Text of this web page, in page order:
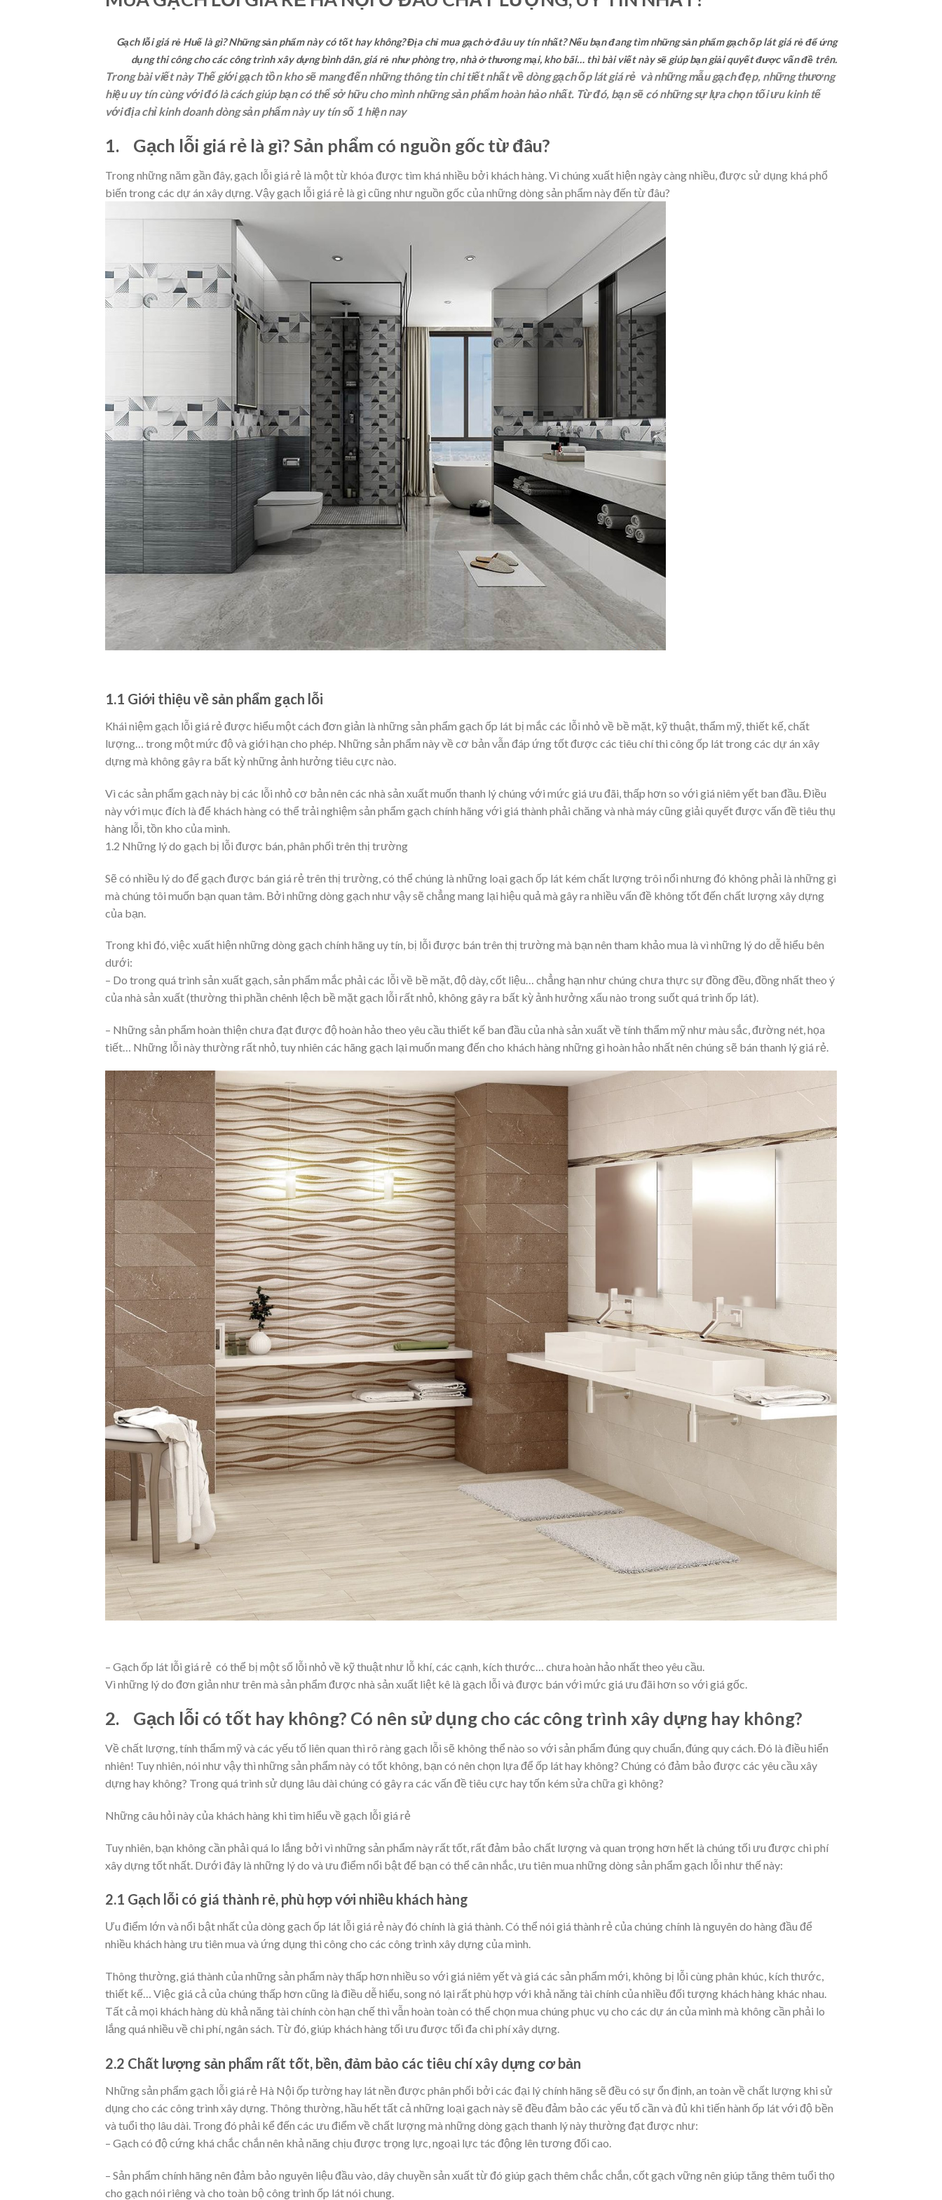
Gạch lỗi giá rẻ Huế là gì? Những sản phẩm này có tốt hay không? Địa chỉ mua gạch ở đâu uy tín nhất? Nếu bạn đang tìm những sản phẩm gạch ốp lát giá rẻ để ứng
dụng thi công cho các công trình xây dựng bình dân, giá rẻ như phòng trọ, nhà ở thương mại, kho bãi… thì bài viết này sẽ giúp bạn giải quyết được vấn đề trên.
Trong bài viết này Thế giới gạch tồn kho sẽ mang đến những thông tin chi tiết nhất về dòng gạch ốp lát giá rẻ và những mẫu gạch đẹp, những thương
hiệu uy tín cùng với đó là cách giúp bạn có thể sở hữu cho mình những sản phẩm hoàn hảo nhất. Từ đó, bạn sẽ có những sự lựa chọn tối ưu kinh tế
với địa chỉ kinh doanh dòng sản phẩm này uy tín số 1 hiện nay
1. Gạch lỗi giá rẻ là gì? Sản phẩm có nguồn gốc từ đâu?
Trong những năm gần đây, gạch lỗi giá rẻ là một từ khóa được tìm khá nhiều bởi khách hàng. Vì chúng xuất hiện ngày càng nhiều, được sử dụng khá phổ
biến trong các dự án xây dựng. Vậy gạch lỗi giá rẻ là gì cũng như nguồn gốc của những dòng sản phẩm này đến từ đâu?
1.1 Giới thiệu về sản phẩm gạch lỗi
Khái niệm gạch lỗi giá rẻ được hiểu một cách đơn giản là những sản phẩm gạch ốp lát bị mắc các lỗi nhỏ về bề mặt, kỹ thuật, thẩm mỹ, thiết kế, chất
lượng… trong một mức độ và giới hạn cho phép. Những sản phẩm này về cơ bản vẫn đáp ứng tốt được các tiêu chí thi công ốp lát trong các dự án xây
dựng mà không gây ra bất kỳ những ảnh hưởng tiêu cực nào.
Vì các sản phẩm gạch này bị các lỗi nhỏ cơ bản nên các nhà sản xuất muốn thanh lý chúng với mức giá ưu đãi, thấp hơn so với giá niêm yết ban đầu. Điều
này với mục đích là để khách hàng có thể trải nghiệm sản phẩm gạch chính hãng với giá thành phải chăng và nhà máy cũng giải quyết được vấn đề tiêu thụ
hàng lỗi, tồn kho của mình.
1.2 Những lý do gạch bị lỗi được bán, phân phối trên thị trường
Sẽ có nhiều lý do để gạch được bán giá rẻ trên thị trường, có thể chúng là những loại gạch ốp lát kém chất lượng trôi nổi nhưng đó không phải là những gì
mà chúng tôi muốn bạn quan tâm. Bởi những dòng gạch như vậy sẽ chẳng mang lại hiệu quả mà gây ra nhiều vấn đề không tốt đến chất lượng xây dựng
của bạn.
Trong khi đó, việc xuất hiện những dòng gạch chính hãng uy tín, bị lỗi được bán trên thị trường mà bạn nên tham khảo mua là vì những lý do dễ hiểu bên
dưới:
– Do trong quá trình sản xuất gạch, sản phẩm mắc phải các lỗi về bề mặt, độ dày, cốt liệu… chẳng hạn như chúng chưa thực sự đồng đều, đồng nhất theo ý
của nhà sản xuất (thường thì phần chênh lệch bề mặt gạch lỗi rất nhỏ, không gây ra bất kỳ ảnh hưởng xấu nào trong suốt quá trình ốp lát).
– Những sản phẩm hoàn thiện chưa đạt được độ hoàn hảo theo yêu cầu thiết kế ban đầu của nhà sản xuất về tính thẩm mỹ như màu sắc, đường nét, họa
tiết… Những lỗi này thường rất nhỏ, tuy nhiên các hãng gạch lại muốn mang đến cho khách hàng những gì hoàn hảo nhất nên chúng sẽ bán thanh lý giá rẻ.
– Gạch ốp lát lỗi giá rẻ có thể bị một số lỗi nhỏ về kỹ thuật như lỗ khí, các cạnh, kích thước… chưa hoàn hảo nhất theo yêu cầu.
Vì những lý do đơn giản như trên mà sản phẩm được nhà sản xuất liệt kê là gạch lỗi và được bán với mức giá ưu đãi hơn so với giá gốc.
2. Gạch lỗi có tốt hay không? Có nên sử dụng cho các công trình xây dựng hay không?
Về chất lượng, tính thẩm mỹ và các yếu tố liên quan thì rõ ràng gạch lỗi sẽ không thể nào so với sản phẩm đúng quy chuẩn, đúng quy cách. Đó là điều hiển
nhiên! Tuy nhiên, nói như vậy thì những sản phẩm này có tốt không, bạn có nên chọn lựa để ốp lát hay không? Chúng có đảm bảo được các yêu cầu xây
dựng hay không? Trong quá trình sử dụng lâu dài chúng có gây ra các vấn đề tiêu cực hay tốn kém sửa chữa gì không?
Những câu hỏi này của khách hàng khi tìm hiểu về gạch lỗi giá rẻ
Tuy nhiên, bạn không cần phải quá lo lắng bởi vì những sản phẩm này rất tốt, rất đảm bảo chất lượng và quan trọng hơn hết là chúng tối ưu được chi phí
xây dựng tốt nhất. Dưới đây là những lý do và ưu điểm nổi bật để bạn có thể cân nhắc, ưu tiên mua những dòng sản phẩm gạch lỗi như thế này:
2.1 Gạch lỗi có giá thành rẻ, phù hợp với nhiều khách hàng
Ưu điểm lớn và nổi bật nhất của dòng gạch ốp lát lỗi giá rẻ này đó chính là giá thành. Có thể nói giá thành rẻ của chúng chính là nguyên do hàng đầu để
nhiều khách hàng ưu tiên mua và ứng dụng thi công cho các công trình xây dựng của mình.
Thông thường, giá thành của những sản phẩm này thấp hơn nhiều so với giá niêm yết và giá các sản phẩm mới, không bị lỗi cùng phân khúc, kích thước,
thiết kế… Việc giá cả của chúng thấp hơn cũng là điều dễ hiểu, song nó lại rất phù hợp với khả năng tài chính của nhiều đối tượng khách hàng khác nhau.
Tất cả mọi khách hàng dù khả năng tài chính còn hạn chế thì vẫn hoàn toàn có thể chọn mua chúng phục vụ cho các dự án của mình mà không cần phải lo
lắng quá nhiều về chi phí, ngân sách. Từ đó, giúp khách hàng tối ưu được tối đa chi phí xây dựng.
2.2 Chất lượng sản phẩm rất tốt, bền, đảm bảo các tiêu chí xây dựng cơ bản
Những sản phẩm gạch lỗi giá rẻ Hà Nội ốp tường hay lát nền được phân phối bởi các đại lý chính hãng sẽ đều có sự ổn định, an toàn về chất lượng khi sử
dụng cho các công trình xây dựng. Thông thường, hầu hết tất cả những loại gạch này sẽ đều đảm bảo các yếu tố cần và đủ khi tiến hành ốp lát với độ bền
và tuổi thọ lâu dài. Trong đó phải kể đến các ưu điểm về chất lượng mà những dòng gạch thanh lý này thường đạt được như:
– Gạch có độ cứng khá chắc chắn nên khả năng chịu được trọng lực, ngoại lực tác động lên tương đối cao.
– Sản phẩm chính hãng nên đảm bảo nguyên liệu đầu vào, dây chuyền sản xuất từ đó giúp gạch thêm chắc chắn, cốt gạch vững nên giúp tăng thêm tuổi thọ
cho gạch nói riêng và cho toàn bộ công trình ốp lát nói chung.